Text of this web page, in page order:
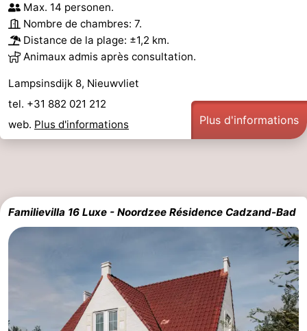
Max. 14 personen.
Nombre de chambres: 7.
Distance de la plage: ±1,2 km.
Animaux admis après consultation.
Lampsinsdijk 8, Nieuwvliet
tel. +31 882 021 212
web. Plus d'informations Plus d'informations
Familievilla 16 Luxe - Noordzee Résidence Cadzand-Bad